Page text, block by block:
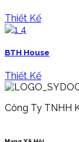
Thiết Kế
BTH House
Thiết Kế
Công Ty TNHH